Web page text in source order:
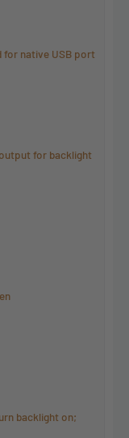
native USB port
for backlight
backlight on;